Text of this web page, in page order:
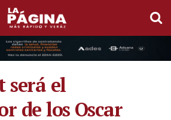
será el
de los Oscar